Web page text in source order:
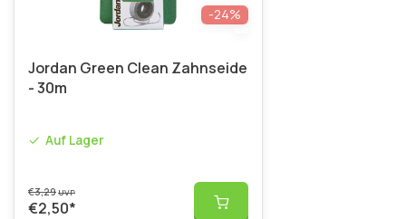
-24%
Jordan Green Clean Zahnseide
- 30m
Auf Lager
€3,29UVP
€2,50*